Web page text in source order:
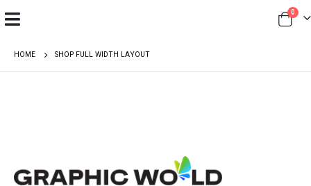
0
HOME SHOP FULL WIDTH LAYOUT